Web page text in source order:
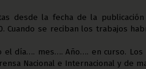
desde la fecha de la
Cuando se reciban los trabajos
el día…. mes…. Año…. en curso. Los
Nacional e Internacional y de